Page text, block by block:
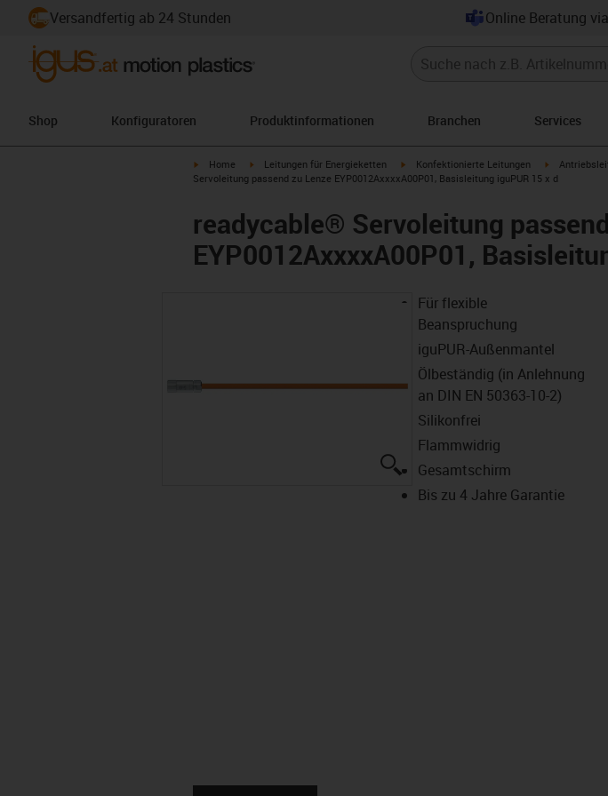
Versandfertig ab 24 Stunden Online Beratung
Shop Konfiguratoren Produktinformationen Branchen Services
igus-icon-arrow-right
Home igus-icon-arrow-right
Leitungen für Energieketten igus-icon-arrow-right
Konfektionierte Leitungen igus-icon-
Servoleitung passend zu Lenze EYP0012AxxxxA00P01, Basisleitung iguPUR 15 x d
readycable® Servoleitung
EYP0012AxxxxA00P01,
igus-icon-lupe
Für flexible
Beanspruchung
iguPUR-Außenmantel
Ölbeständig (in Anlehnung
an DIN EN 50363-10-2)
Silikonfrei
Flammwidrig
Gesamtschirm
Bis zu 4 Jahre Garantie